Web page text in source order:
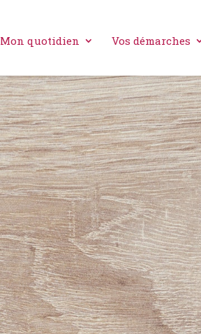
Mon quotidien Vos démarches